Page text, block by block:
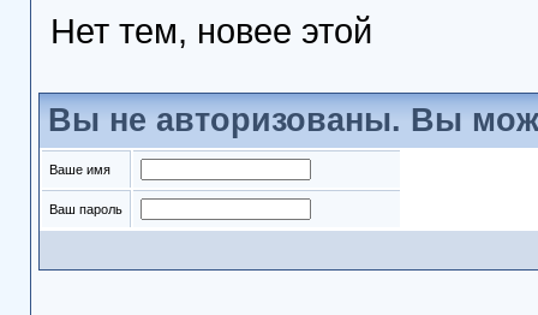
Нет тем, новее этой
Вы не авторизованы. Вы
Ваше имя
Ваш пароль